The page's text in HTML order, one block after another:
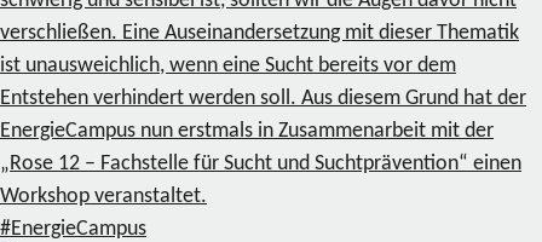
verschließen. Eine Auseinandersetzung mit dieser Thematik
ist unausweichlich, wenn eine Sucht bereits vor dem
Entstehen verhindert werden soll. Aus diesem Grund hat der
EnergieCampus nun erstmals in Zusammenarbeit mit der
„Rose 12 – Fachstelle für Sucht und Suchtprävention“ einen
Workshop veranstaltet.
#EnergieCampus